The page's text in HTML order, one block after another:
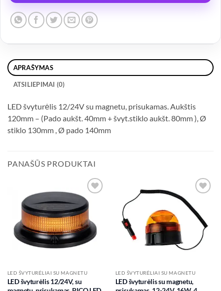
APRAŠYMAS
ATSILIEPIMAI (0)
LED švyturėlis 12/24V su magnetu, prisukamas. Aukštis
120mm – (Pado aukšt. 40mm + švyt.stiklo aukšt. 80mm ), Ø
stiklo 130mm , Ø pado 140mm
PANAŠŪS PRODUKTAI
Add to
wishlist
LED ŠVYTURĖLIAI SU MAGNETU
LED švyturėlis 12/24V, su
wishlist
LED ŠVYTURĖLIAI SU MAGNETU
LED švyturėlis su magnetu,